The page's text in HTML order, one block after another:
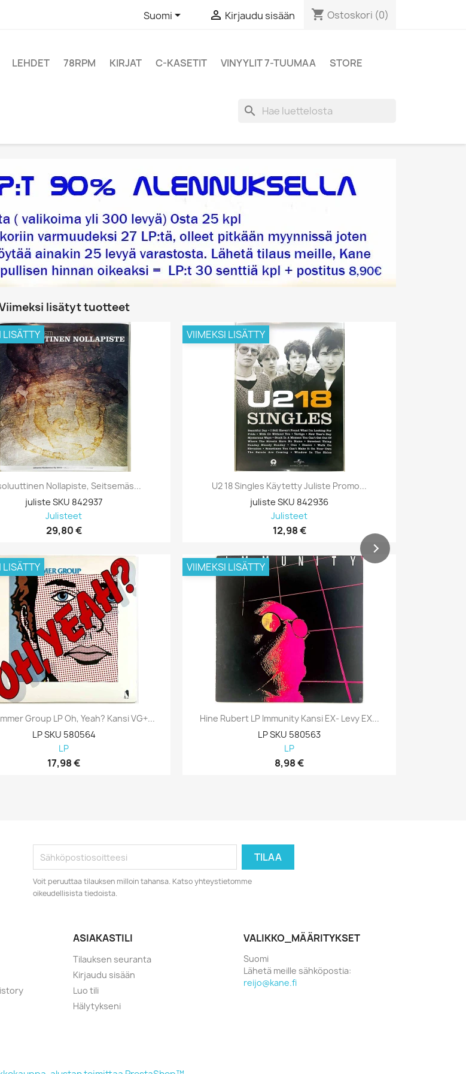
Suomi  Kirjaudu sisään shopping_cart Ostoskori (0)
LEHDET 78RPM KIRJAT C-KASETIT VINYYLIT 7-TUUMAA
STORE
search
lisätyt tuotteet
Nollapiste, Seitsemäs...
juliste SKU 842937
Julisteet
29,80 €
LISÄTTY
Group LP Oh, Yeah? Kansi VG+...
LP SKU 580564
LP
17,98 €
LISÄTTY
U2 18 Singles Käytetty Juliste Promo...
juliste SKU 842936
Julisteet
12,98 €
VIIMEKSI LISÄTTY
Hine Rubert LP Immunity Kansi EX- Levy EX...
LP SKU 580563
LP
8,98 €
VIIMEKSI LISÄTTY
Voit peruuttaa tilauksen milloin tahansa. Katso yhteystietomme
oikeudellisista tiedoista.
ASIAKASTILI
Tilauksen seuranta
Kirjaudu sisään
Luo tili
Hälytykseni
VALIKKO_MÄÄRITYKSET
Suomi
Lähetä meille sähköpostia:
reijo@kane.fi